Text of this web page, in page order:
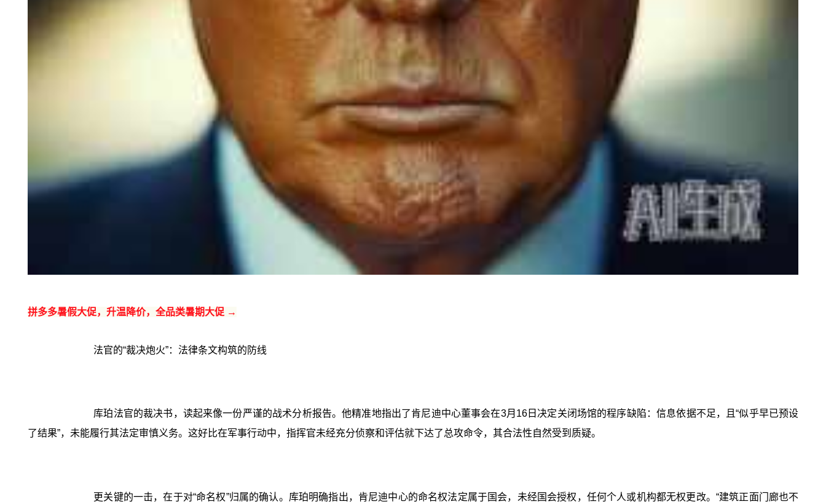
拼多多暑假大促，升温降价，全品类暑期大促 →
法官的“裁决炮火”：法律条文构筑的防线
库珀法官的裁决书，读起来像一份严谨的战术分析报告。他精准地指出了肯尼迪中心董事会在3月16日决定关闭场馆的程序缺陷：信息依据不足，且“似乎早已预设
了结果”，未能履行其法定审慎义务。这好比在军事行动中，指挥官未经充分侦察和评估就下达了总攻命令，其合法性自然受到质疑。
更关键的一击，在于对“命名权”归属的确认。库珀明确指出，肯尼迪中心的命名权法定属于国会，未经国会授权，任何个人或机构都无权更改。“建筑正面门廊也不